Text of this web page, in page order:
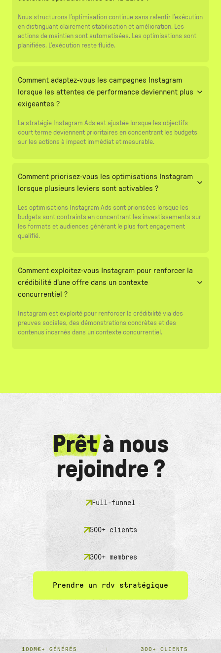
Nous structurons l’optimisation continue sans ralentir l’exécution
en distinguant clairement stabilisation et amélioration. Les
actions de maintien sont automatisées. Les optimisations sont
planifiées. L’exécution reste fluide.
Comment adaptez-vous les campagnes Instagram
lorsque les attentes de performance deviennent plus
exigeantes ?
La stratégie Instagram Ads est ajustée lorsque les objectifs
court terme deviennent prioritaires en concentrant les budgets
sur les actions à impact immédiat et mesurable.
Comment priorisez-vous les optimisations Instagram
lorsque plusieurs leviers sont activables ?
Les optimisations Instagram Ads sont priorisées lorsque les
budgets sont contraints en concentrant les investissements sur
les formats et audiences générant le plus fort engagement
qualifié.
Comment exploitez-vous Instagram pour renforcer la
crédibilité d’une offre dans un contexte
concurrentiel ?
Instagram est exploité pour renforcer la crédibilité via des
preuves sociales, des démonstrations concrètes et des
contenus incarnés dans un contexte concurrentiel.
Prêtà nous
rejoindre ?
Full-funnel
500+ clients
300+ membres
Prendre un rdv stratégique
100M€+ GÉNÉRÉS 300+ CLIENTS